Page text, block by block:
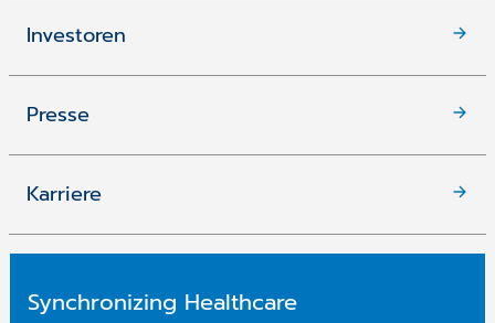
Investoren
Presse
Karriere
Synchronizing Healthcare